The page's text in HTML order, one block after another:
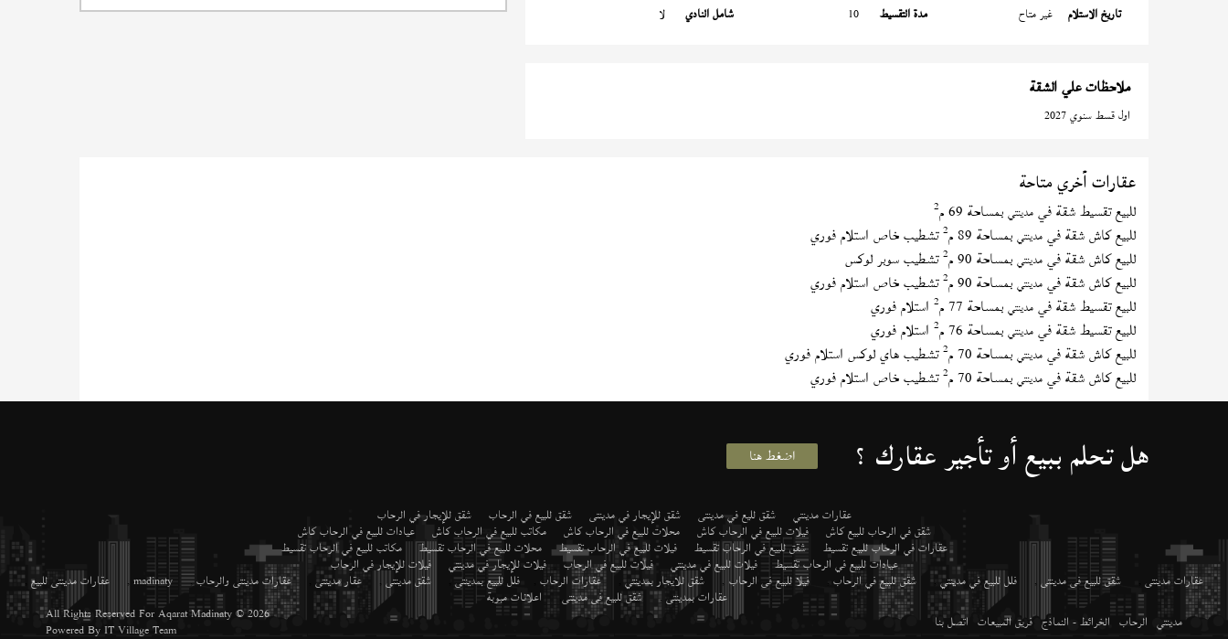
تاريخ الاستلام
غير متاح مدة التقسيط 10 شامل النادي لا
ملاحظات علي الشقة
اول قسط سنوي 2027
عقارات أخري متاحة
للبيع تقسيط شقة في مدينتي بمساحة 69 م 2
للبيع كاش شقة في مدينتي بمساحة 89 م 2تشطيب خاص استلام فوري
للبيع كاش شقة في مدينتي بمساحة 90 م 2تشطيب سوبر لوكس
للبيع كاش شقة في مدينتي بمساحة 90 م 2تشطيب خاص استلام فوري
للبيع تقسيط شقة في مدينتي بمساحة 77 م 2 استلام فوري
للبيع تقسيط شقة في مدينتي بمساحة 76 م 2 استلام فوري
للبيع كاش شقة في مدينتي بمساحة 70 م 2تشطيب هاي لوكس استلام فوري
للبيع كاش شقة في مدينتي بمساحة 70 م 2تشطيب خاص استلام فوري
هل تحلم ببيع أو تأجير عقارك ؟ اضغط هنا
عقارات مدينتي شقق لليع في مدينتى شقق للإيجار في مدينتى شقق للبيع في الرحاب شقق للإيجار في الرحاب
شقق في الرحاب للبيع كاش فيلات للبيع في الرحاب كاش محلات للبيع في الرحاب كاش مكاتب للبيع في الرحاب كاش عيادات للبيع في الرحاب كاش
عقارات في الرحاب للبيع تقسيط شقق للبيع في الرحاب تقسيط فيلات للبيع في الرحاب تقسيط محلات للبيع في الرحاب تقسيط مكاتب للبيع في الرحاب تقسيط
عيادات للبيع في الرحاب تقسيط فيلات للبيع في مدينتي فيلات للبيع في الرحاب فيلات للإيجار في مدينتي فيلات للإيجار في الرحاب
عقارات مدينتى شقق للبيع فى مدينتى , فلل للبيع في مدينتي, شقق للبيع في الرحاب فيلا للبيع فى الرحاب , شقق للايجار بمدينتي, عقارات الرحاب فلل للبيع بمدينتى, شقق مدينتى عقار مدينتى , عقارات مدينتى والرحاب,
madinaty
, عقارات مدينتى للبيع
عقارات بمدينتى , شقق للبيع فى مدينتى
اعلانات مبوبة
مدينتي الرحاب الخرائط - النماذج فريق المبيعات اتصل بنا All Rights Reserved ForAqarat Madinaty© 2026
Powered ByIT Village Team